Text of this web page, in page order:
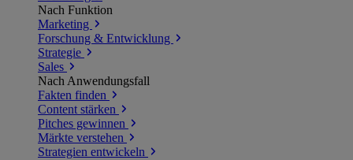
Nach Funktion
Marketing
Forschung & Entwicklung
Strategie
Sales
Nach Anwendungsfall
Fakten finden
Content stärken
Pitches gewinnen
Märkte verstehen
Strategien entwickeln